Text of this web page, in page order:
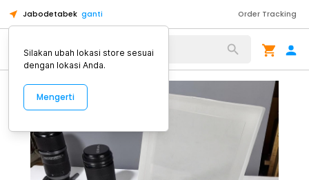
Jabodetabek ganti Order Tracking
Alat Kopi
Silakan ubah lokasi store sesuai
dengan lokasi Anda.
Mengerti